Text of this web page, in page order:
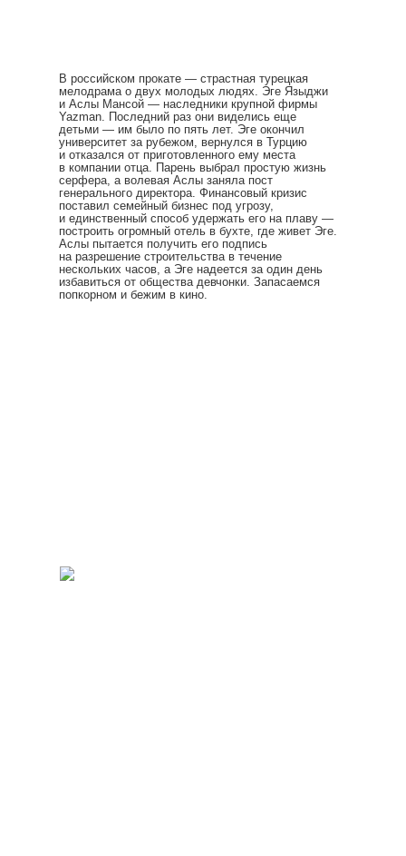
В российском прокате — страстная турецкая
мелодрама о двух молодых людях. Эге Языджи
и Аслы Мансой — наследники крупной фирмы
Yazman. Последний раз они виделись еще
детьми — им было по пять лет. Эге окончил
университет за рубежом, вернулся в Турцию
и отказался от приготовленного ему места
в компании отца. Парень выбрал простую жизнь
серфера, а волевая Аслы заняла пост
генерального директора. Финансовый кризис
поставил семейный бизнес под угрозу,
и единственный способ удержать его на плаву —
построить огромный отель в бухте, где живет Эге.
Аслы пытается получить его подпись
на разрешение строительства в течение
нескольких часов, а Эге надеется за один день
избавиться от общества девчонки. Запасаемся
попкорном и бежим в кино.